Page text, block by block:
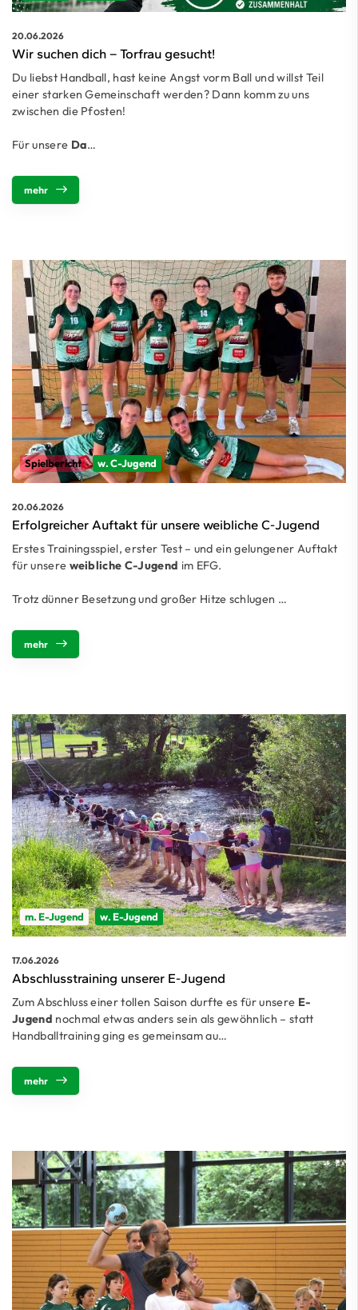
20.06.2026
Wir suchen dich – Torfrau gesucht!
Du liebst Handball, hast keine Angst vorm Ball und willst Teil
einer starken Gemeinschaft werden? Dann komm zu uns
zwischen die Pfosten!
Für unsere Da…
mehr
Spielbericht w. C-Jugend
20.06.2026
Erfolgreicher Auftakt für unsere weibliche C-Jugend
Erstes Trainingsspiel, erster Test – und ein gelungener Auftakt
für unsere weibliche C-Jugend im EFG.
Trotz dünner Besetzung und großer Hitze schlugen …
mehr
m. E-Jugend w. E-Jugend
17.06.2026
Abschlusstraining unserer E-Jugend
Zum Abschluss einer tollen Saison durfte es für unsere E-
Jugend nochmal etwas anders sein als gewöhnlich – statt
Handballtraining ging es gemeinsam au…
mehr